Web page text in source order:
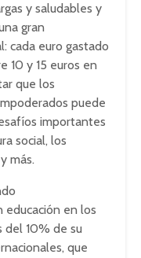
y saludables y
gran
cada euro gastado
10 y 15 euros en
que los
puede
importantes
social, los
más.
educación en los
del 10% de su
que